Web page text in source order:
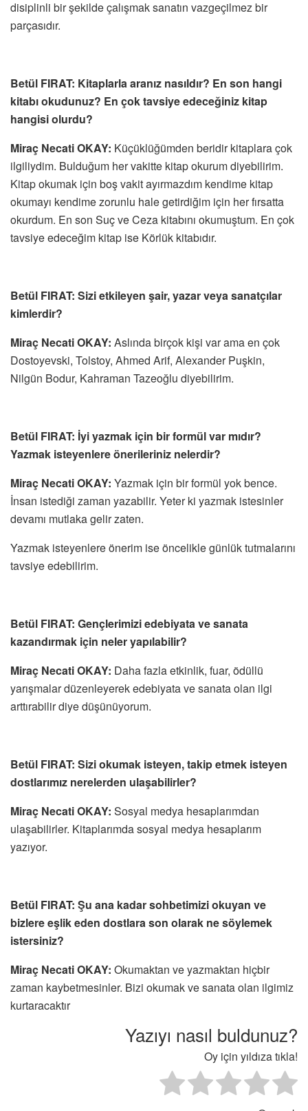
disiplinli bir şekilde çalışmak sanatın vazgeçilmez bir
parçasıdır.
Betül FIRAT: Kitaplarla aranız nasıldır? En son hangi
kitabı okudunuz? En çok tavsiye edeceğiniz kitap
hangisi olurdu?
‎Miraç Necati OKAY: Küçüklüğümden beridir kitaplara çok
ilgiliydim. Bulduğum her vakitte kitap okurum diyebilirim.
Kitap okumak için boş vakit ayırmazdım kendime kitap
okumayı kendime zorunlu hale getirdiğim için her fırsatta
okurdum. En son Suç ve Ceza kitabını okumuştum. En çok
tavsiye edeceğim kitap ise Körlük kitabıdır.
Betül FIRAT: Sizi etkileyen şair, yazar veya sanatçılar
kimlerdir?
‎Miraç Necati OKAY: Aslında birçok kişi var ama en çok
Dostoyevski, Tolstoy, Ahmed Arif, Alexander Puşkin,
Nilgün Bodur, Kahraman Tazeoğlu diyebilirim.
Betül FIRAT: İyi yazmak için bir formül var mıdır?
Yazmak isteyenlere önerileriniz nelerdir?
‎Miraç Necati OKAY: Yazmak için bir formül yok bence.
İnsan istediği zaman yazabilir. Yeter ki yazmak istesinler
devamı mutlaka gelir zaten.
‎Yazmak isteyenlere önerim ise öncelikle günlük tutmalarını
tavsiye edebilirim.
Betül FIRAT: Gençlerimizi edebiyata ve sanata
kazandırmak için neler yapılabilir?
‎Miraç Necati OKAY: Daha fazla etkinlik, fuar, ödüllü
yarışmalar düzenleyerek edebiyata ve sanata olan ilgi
arttırabilir diye düşünüyorum.
Betül FIRAT: Sizi okumak isteyen, takip etmek isteyen
dostlarımız nerelerden ulaşabilirler?
‎Miraç Necati OKAY: Sosyal medya hesaplarımdan
ulaşabilirler. Kitaplarımda sosyal medya hesaplarım
yazıyor.
Betül FIRAT: Şu ana kadar sohbetimizi okuyan ve
bizlere eşlik eden dostlara son olarak ne söylemek
istersiniz?
‎Miraç Necati OKAY: Okumaktan ve yazmaktan hiçbir
zaman kaybetmesinler. Bizi okumak ve sanata olan ilgimiz
kurtaracaktır
Yazıyı nasıl buldunuz?
Oy için yıldıza tıkla!